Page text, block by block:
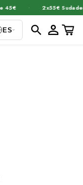
· 2x55€ Sudaderas
ES Iniciar
sesiónCarrito